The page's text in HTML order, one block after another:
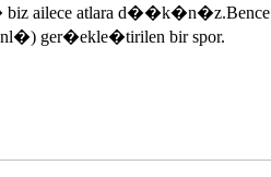
ailece atlara d��k�n�z.Bence
ger�ekle�tirilen bir spor.